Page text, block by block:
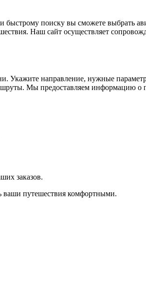
быстрому поиску вы сможете выбрать
Наш сайт осуществляет
Укажите направление, нужные
Мы предоставляем информацию о
заказов.
ваши путешествия комфортными.